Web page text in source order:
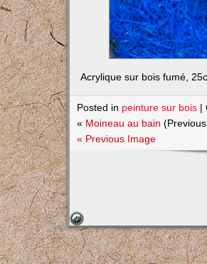
Acrylique sur bois fumé,
Posted in peinture sur bois |
« Moineau au bain
« Previous Image